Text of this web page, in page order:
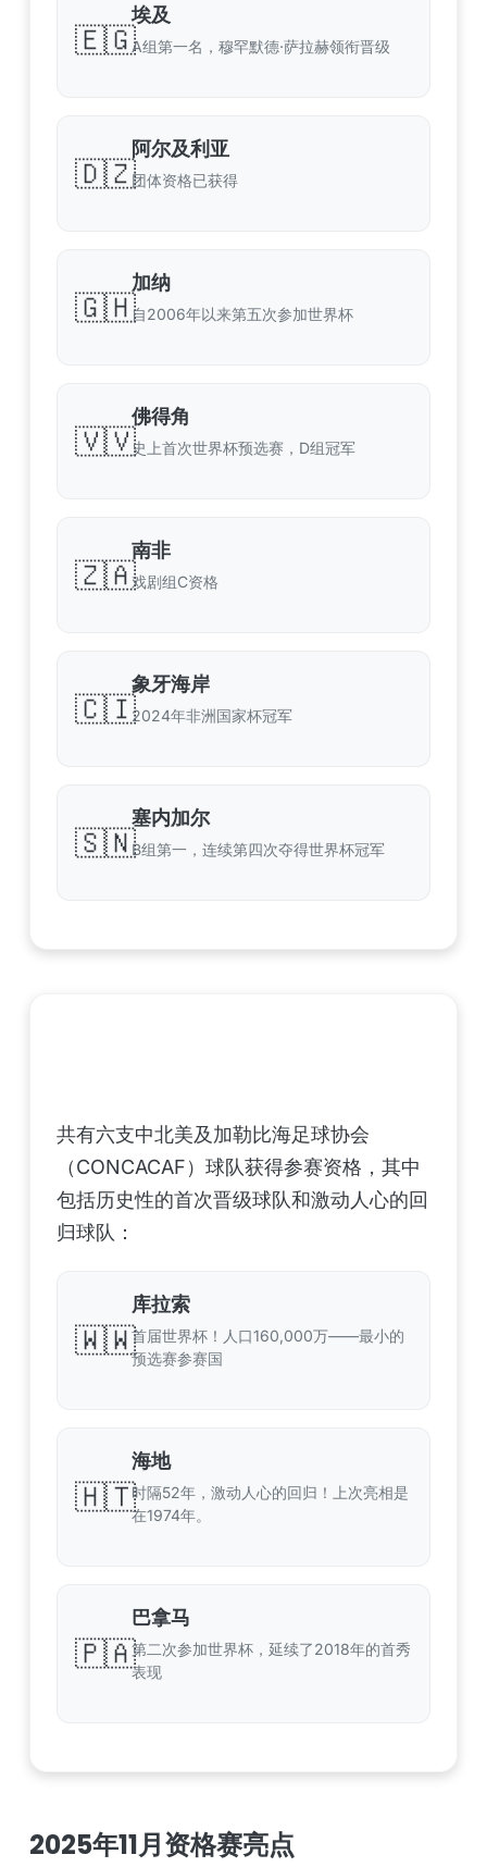
🇪🇬
埃及
A组第一名，穆罕默德·萨拉赫领衔晋级
🇩🇿
阿尔及利亚
团体资格已获得
🇬🇭
加纳
自2006年以来第五次参加世界杯
🇻🇻
佛得角
史上首次世界杯预选赛，D组冠军
🇿🇦
南非
戏剧组C资格
🇨🇮
象牙海岸
2024年非洲国家杯冠军
🇸🇳
塞内加尔
B组第一，连续第四次夺得世界杯冠军
共有六支中北美及加勒比海足球协会
（CONCACAF）球队获得参赛资格，其中
包括历史性的首次晋级球队和激动人心的回
归球队：
🇼🇼
库拉索
首届世界杯！人口160,000万——最小的
预选赛参赛国
🇭🇹
海地
时隔52年，激动人心的回归！上次亮相是
在1974年。
🇵🇦
巴拿马
第二次参加世界杯，延续了2018年的首秀
表现
2025年11月资格赛亮点